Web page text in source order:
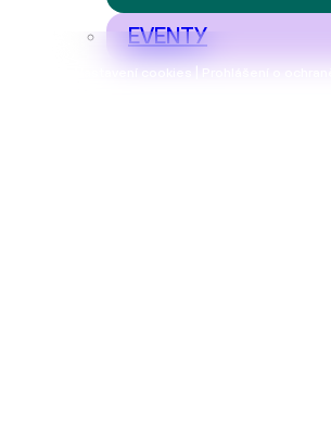
Nastavení cookies | Prohlášení o
EVENTY